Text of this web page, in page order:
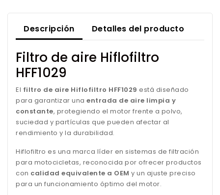
Descripción Detalles del producto
Filtro de aire Hiflofiltro
HFF1029
El filtro de aire Hiflofiltro HFF1029 está diseñado
para garantizar una entrada de aire limpia y
constante, protegiendo el motor frente a polvo,
suciedad y partículas que pueden afectar al
rendimiento y la durabilidad.
Hiflofiltro es una marca líder en sistemas de filtración
para motocicletas, reconocida por ofrecer productos
con calidad equivalente a OEM y un ajuste preciso
para un funcionamiento óptimo del motor.